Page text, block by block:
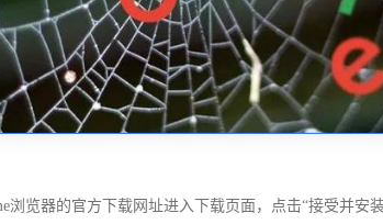
览器的官方下载网址进入下载页面，点击“接受并安